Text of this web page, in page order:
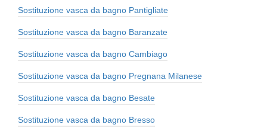
Sostituzione vasca da bagno Pantigliate
Sostituzione vasca da bagno Baranzate
Sostituzione vasca da bagno Cambiago
Sostituzione vasca da bagno Pregnana Milanese
Sostituzione vasca da bagno Besate
Sostituzione vasca da bagno Bresso